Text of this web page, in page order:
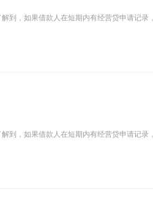
到，如果借款人在短期内有经营贷申请记录
到，如果借款人在短期内有经营贷申请记录